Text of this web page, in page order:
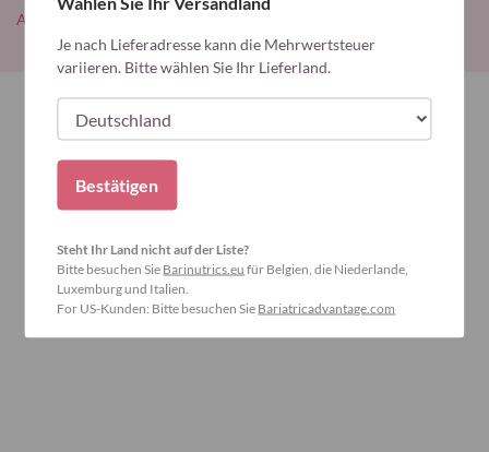
Alle Blogeinträge lesen
Je nach Lieferadresse kann die Mehrwertsteuer
variieren. Bitte wählen Sie Ihr Lieferland.
Bestätigen
Steht Ihr Land nicht auf der Liste?
Bitte besuchen Sie Barinutrics.eu für Belgien, die Niederlande,
Luxemburg und Italien.
For US-Kunden: Bitte besuchen Sie Bariatricadvantage.com